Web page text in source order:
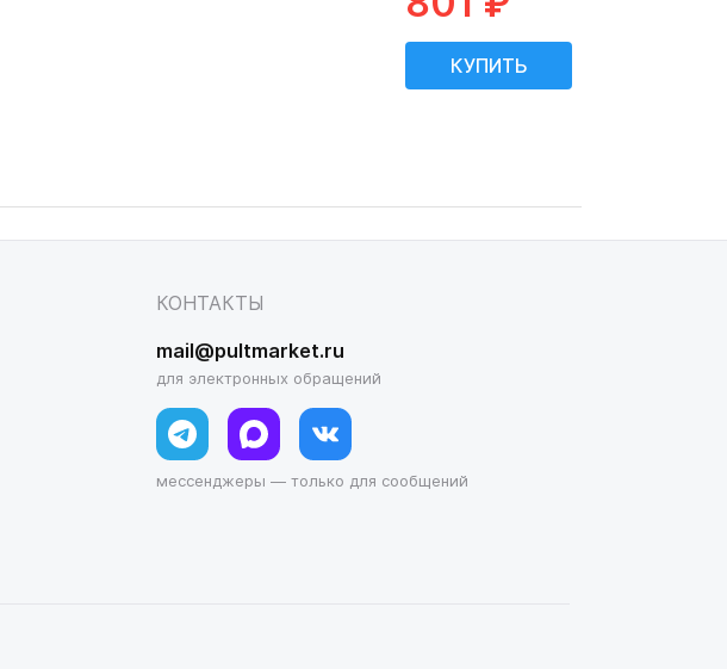
КОНТАКТЫ
mail@pultmarket.ru
для электронных обращений
мессенджеры — только для сообщений